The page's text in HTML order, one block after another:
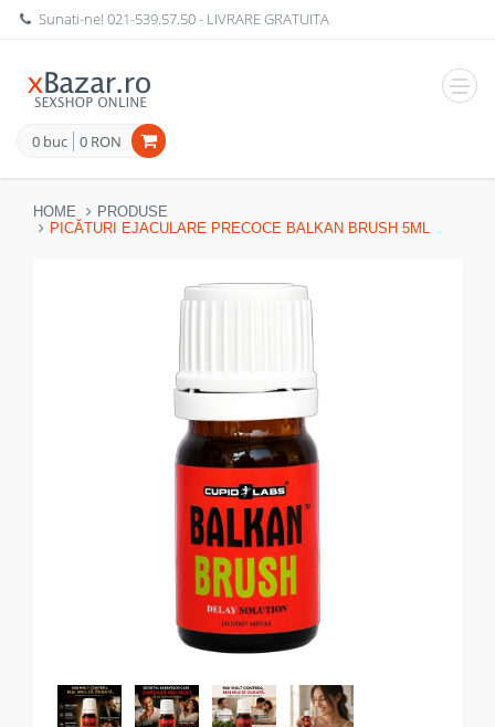
Sunati-ne!021-539.57.50- LIVRARE GRATUITA
0 buc 0 RON
HOME
PRODUSE
PICĂTURI EJACULARE PRECOCE BALKAN BRUSH 5ML